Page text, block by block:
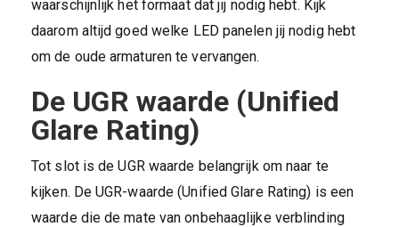
waarschijnlijk het formaat dat jij nodig hebt. Kijk
daarom altijd goed welke LED panelen jij nodig hebt
om de oude armaturen te vervangen.
De UGR waarde (Unified
Glare Rating)
Tot slot is de UGR waarde belangrijk om naar te
kijken. De UGR-waarde (Unified Glare Rating) is een
waarde die de mate van onbehaaglijke verblinding